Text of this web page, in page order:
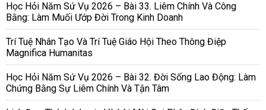
Học Hỏi Năm Sứ Vụ 2026 – Bài 33. Liêm Chính Và Công
Bằng: Làm Muối Ướp Đời Trong Kinh Doanh
Trí Tuệ Nhân Tạo Và Trí Tuệ Giáo Hội Theo Thông Điệp
Magnifica Humanitas
Học Hỏi Năm Sứ Vụ 2026 – Bài 32. Đời Sống Lao Động: Làm
Chứng Bằng Sự Liêm Chính Và Tận Tâm